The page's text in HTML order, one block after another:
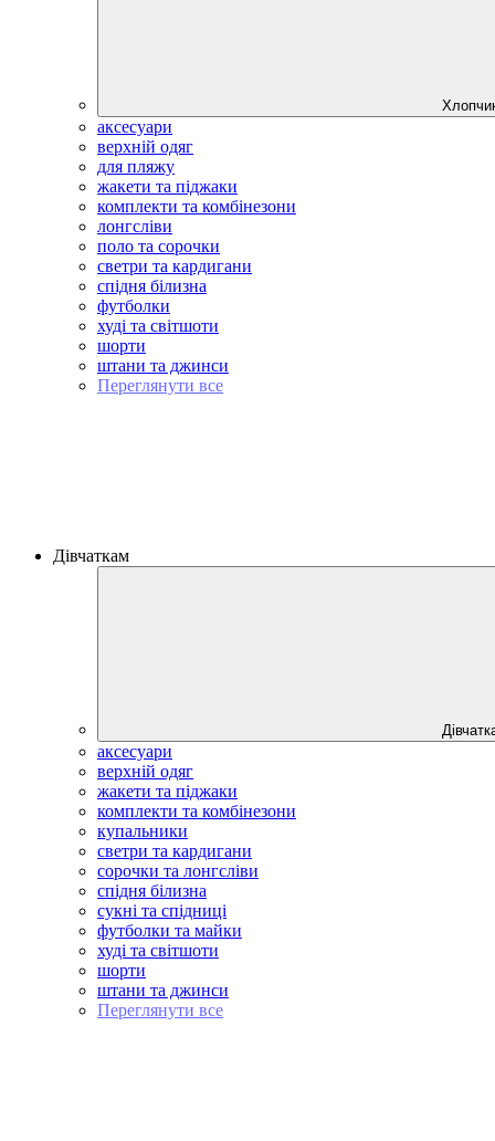
аксесуари
верхній одяг
для пляжу
жакети та піджаки
комплекти та комбінезони
лонгсліви
поло та сорочки
светри та кардигани
спідня білизна
футболки
худі та світшоти
шорти
штани та джинси
Переглянути все
Дівчаткам
аксесуари
верхній одяг
жакети та піджаки
комплекти та комбінезони
купальники
светри та кардигани
сорочки та лонгсліви
спідня білизна
сукні та спідниці
футболки та майки
худі та світшоти
шорти
штани та джинси
Переглянути все